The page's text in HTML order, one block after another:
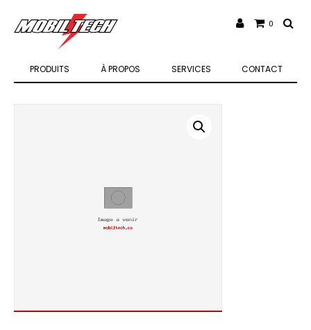
PRODUITS À PROPOS SERVICES CONTACT
0